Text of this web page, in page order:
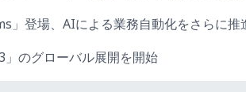
」登場、AIによる業務自動化をさらに推
のグローバル展開を開始